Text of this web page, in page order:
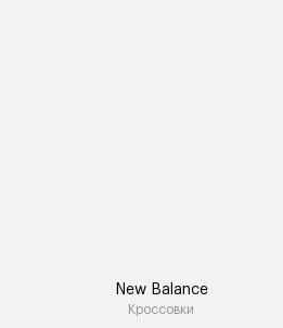
New Balance
Кроссовки